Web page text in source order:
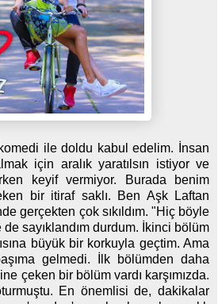
ile doldu kabul edelim. İnsan
için aralık yaratılsın istiyor ve
keyif vermiyor. Burada benim
bir itiraf saklı. Ben Aşk Laftan
gerçekten çok sıkıldım. "Hiç böyle
sayıklandım durdum. İkinci bölüm
büyük bir korkuyla geçtim. Ama
gelmedi. İlk bölümden daha
çeken bir bölüm vardı karşımızda.
En önemlisi de, dakikalar